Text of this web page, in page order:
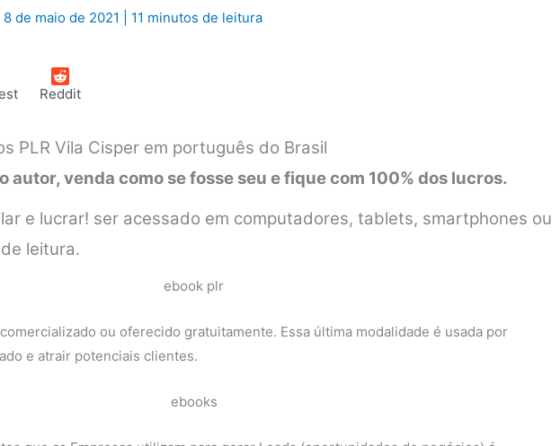
8 de maio de 2021
11 minutos de leitura
Reddit
PLR Vila Cisper em português do Brasil
autor, venda como se fosse seu e fique com 100% dos lucros.
e lucrar! ser acessado em computadores, tablets, smartphones ou
leitura.
ou oferecido gratuitamente. Essa última modalidade é usada por
e atrair potenciais clientes.